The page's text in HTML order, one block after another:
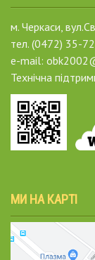
м. Черкаси,
тел. (0472) 35-
e-mail:
Технічна
МИ НА КАРТІ